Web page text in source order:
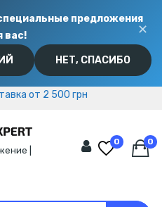
предложения
вас!
НЕТ, СПАСИБО
✕
от 2 500 грн
от 2 500 грн
|
0 0